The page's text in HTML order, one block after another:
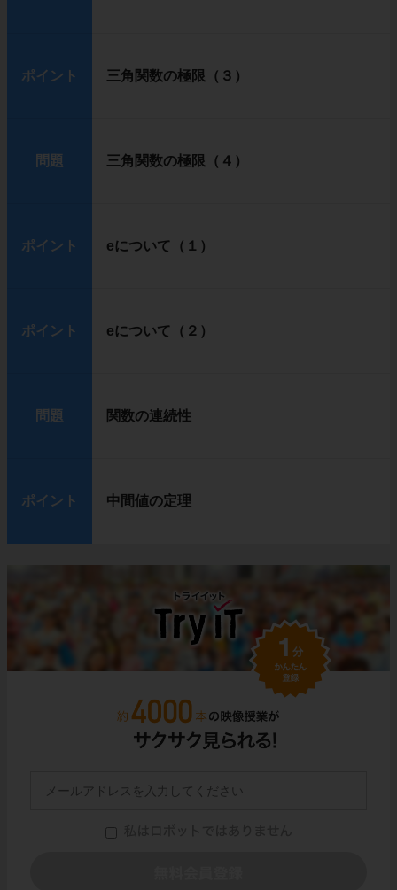
ポイント 三角関数の極限（３）
問題 三角関数の極限（４）
ポイント eについて（１）
ポイント eについて（２）
問題 関数の連続性
ポイント 中間値の定理